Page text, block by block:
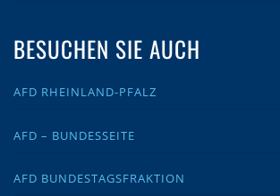
BESUCHEN SIE AUCH
AFD RHEINLAND-PFALZ
AFD – BUNDESSEITE
AFD BUNDESTAGSFRAKTION